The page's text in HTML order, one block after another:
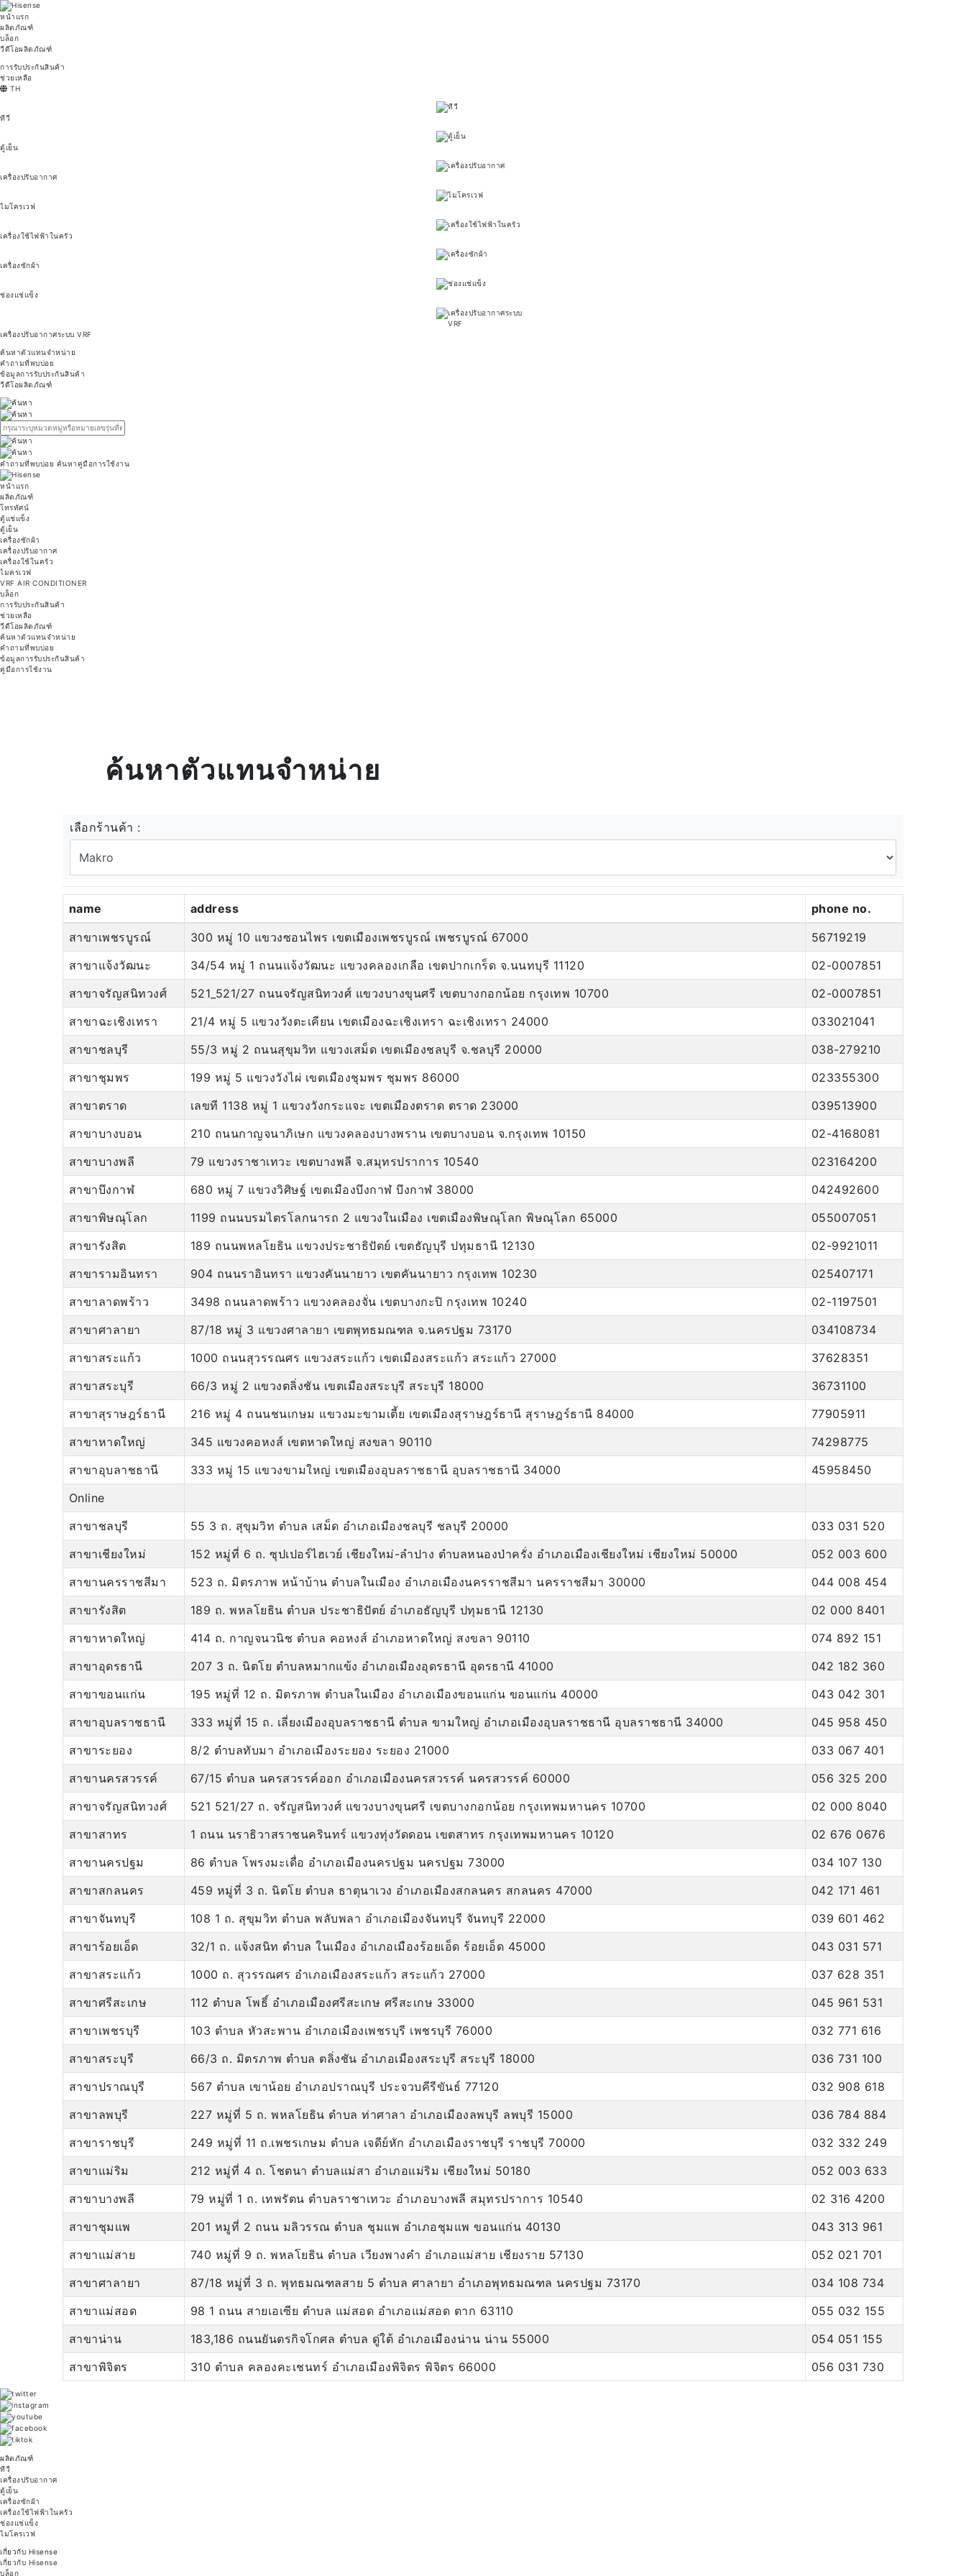
หน้าแรก
ผลิตภัณฑ์
บล็อก
วีดีโอผลิตภัณฑ์
การรับประกันสินค้า
ช่วยเหลือ
TH
ทีวี
ตู้เย็น
เครื่องปรับอากาศ
ไมโครเวฟ
เครื่องใช้ไฟฟ้าในครัว
เครื่องซักผ้า
ช่องแช่แข็ง
เครื่องปรับอากาศระบบ VRF
ค้นหาตัวแทนจำหน่าย
คำถามที่พบบ่อย
ข้อมูลการรับประกันสินค้า
วีดีโอผลิตภัณฑ์
คำถามที่พบบ่อย ค้นหาคู่มือการใช้งาน
หน้าแรก
ผลิตภัณฑ์
โทรทัศน์
ตู้แช่แข็ง
ตู้เย็น
เครื่องซักผ้า
เครื่องปรับอากาศ
เครื่องใช้ในครัว
ไมครเวฟ
VRF AIR CONDITIONER
บล็อก
การรับประกันสินค้า
ช่วยเหลือ
วีดีโอผลิตภัณฑ์
ค้นหาตัวแทนจำหน่าย
คำถามที่พบบ่อย
ข้อมูลการรับประกันสินค้า
คู่มือการใช้งาน
ค้นหาตัวแทนจำหน่าย
เลือกร้านค้า :
name address
phone no.
สาขาเพชรบูรณ์
300 หมู่ 10 แขวงซอนไพร เขตเมืองเพชรบูรณ์ เพชรบูรณ์ 67000
56719219
สาขาแจ้งวัฒนะ
34/54 หมู่ 1 ถนนแจ้งวัฒนะ แขวงคลองเกลือ เขตปากเกร็ด จ.นนทบุรี 11120
02-0007851
สาขาจรัญสนิทวงศ์
521_521/27 ถนนจรัญสนิทวงศ์ แขวงบางขุนศรี เขตบางกอกน้อย กรุงเทพ 10700
02-0007851
สาขาฉะเชิงเทรา
21/4 หมู่ 5 แขวงวังตะเคียน เขตเมืองฉะเชิงเทรา ฉะเชิงเทรา 24000
033021041
สาขาชลบุรี
55/3 หมู่ 2 ถนนสุขุมวิท แขวงเสม็ด เขตเมืองชลบุรี จ.ชลบุรี 20000
038-279210
สาขาชุมพร
199 หมู่ 5 แขวงวังไผ่ เขตเมืองชุมพร ชุมพร 86000
023355300
สาขาตราด
เลขที 1138 หมู่ 1 แขวงวังกระแจะ เขตเมืองตราด ตราด 23000
039513900
สาขาบางบอน
210 ถนนกาญจนาภิเษก แขวงคลองบางพราน เขตบางบอน จ.กรุงเทพ 10150
02-4168081
สาขาบางพลี
79 แขวงราชาเทวะ เขตบางพลี จ.สมุทรปราการ 10540
023164200
สาขาบึงกาฬ
680 หมู่ 7 แขวงวิศิษฐ์ เขตเมืองบึงกาฬ บึงกาฬ 38000
042492600
สาขาพิษณุโลก
1199 ถนนบรมไตรโลกนารถ 2 แขวงในเมือง เขตเมืองพิษณุโลก พิษณุโลก 65000
055007051
สาขารังสิต
189 ถนนพหลโยธิน แขวงประชาธิปัตย์ เขตธัญบุรี ปทุมธานี 12130
02-9921011
สาขารามอินทรา
904 ถนนราอินทรา แขวงคันนายาว เขตคันนายาว กรุงเทพ 10230
025407171
สาขาลาดพร้าว
3498 ถนนลาดพร้าว แขวงคลองจั่น เขตบางกะปิ กรุงเทพ 10240
02-1197501
สาขาศาลายา
87/18 หมู่ 3 แขวงศาลายา เขตพุทธมณฑล จ.นครปฐม 73170
034108734
สาขาสระแก้ว
1000 ถนนสุวรรณศร แขวงสระแก้ว เขตเมืองสระแก้ว สระแก้ว 27000
37628351
สาขาสระบุรี
66/3 หมู่ 2 แขวงตลิ่งชัน เขตเมืองสระบุรี สระบุรี 18000
36731100
สาขาสุราษฎร์ธานี
216 หมู่ 4 ถนนชนเกษม แขวงมะขามเตี้ย เขตเมืองสุราษฎร์ธานี สุราษฎร์ธานี 84000
77905911
สาขาหาดใหญ่
345 แขวงคอหงส์ เขตหาดใหญ่ สงขลา 90110
74298775
สาขาอุบลาชธานี
333 หมู่ 15 แขวงขามใหญ่ เขตเมืองอุบลราชธานี อุบลราชธานี 34000
45958450
Online
สาขาชลบุรี
55 3 ถ. สุขุมวิท ตำบล เสม็ด อำเภอเมืองชลบุรี ชลบุรี 20000
033 031 520
สาขาเชียงใหม่
152 หมู่ที่ 6 ถ. ซุปเปอร์ไฮเวย์ เชียงใหม่-ลำปาง ตำบลหนองป่าครั่ง อำเภอเมืองเชียงใหม่ เชียงใหม่ 50000
052 003 600
สาขานครราชสีมา
523 ถ. มิตรภาพ หน้าบ้าน ตำบลในเมือง อำเภอเมืองนครราชสีมา นครราชสีมา 30000
044 008 454
สาขารังสิต
189 ถ. พหลโยธิน ตำบล ประชาธิปัตย์ อำเภอธัญบุรี ปทุมธานี 12130
02 000 8401
สาขาหาดใหญ่
414 ถ. กาญจนวนิช ตำบล คอหงส์ อำเภอหาดใหญ่ สงขลา 90110
074 892 151
สาขาอุดรธานี
207 3 ถ. นิตโย ตำบลหมากแข้ง อำเภอเมืองอุดรธานี อุดรธานี 41000
042 182 360
สาขาขอนแก่น
195 หมู่ที่ 12 ถ. มิตรภาพ ตำบลในเมือง อำเภอเมืองขอนแก่น ขอนแก่น 40000
043 042 301
สาขาอุบลราชธานี
333 หมู่ที่ 15 ถ. เลี่ยงเมืองอุบลราชธานี ตำบล ขามใหญ่ อำเภอเมืองอุบลราชธานี อุบลราชธานี 34000
045 958 450
สาขาระยอง
8/2 ตำบลทับมา อำเภอเมืองระยอง ระยอง 21000
033 067 401
สาขานครสวรรค์
67/15 ตำบล นครสวรรค์ออก อำเภอเมืองนครสวรรค์ นครสวรรค์ 60000
056 325 200
สาขาจรัญสนิทวงศ์
521 521/27 ถ. จรัญสนิทวงศ์ แขวงบางขุนศรี เขตบางกอกน้อย กรุงเทพมหานคร 10700
02 000 8040
สาขาสาทร
1 ถนน นราธิวาสราชนครินทร์ แขวงทุ่งวัดดอน เขตสาทร กรุงเทพมหานคร 10120
02 676 0676
สาขานครปฐม
86 ตำบล โพรงมะเดื่อ อำเภอเมืองนครปฐม นครปฐม 73000
034 107 130
สาขาสกลนคร
459 หมู่ที่ 3 ถ. นิตโย ตำบล ธาตุนาเวง อำเภอเมืองสกลนคร สกลนคร 47000
042 171 461
สาขาจันทบุรี
108 1 ถ. สุขุมวิท ตำบล พลับพลา อำเภอเมืองจันทบุรี จันทบุรี 22000
039 601 462
สาขาร้อยเอ็ด
32/1 ถ. แจ้งสนิท ตำบล ในเมือง อำเภอเมืองร้อยเอ็ด ร้อยเอ็ด 45000
043 031 571
สาขาสระแก้ว
1000 ถ. สุวรรณศร อำเภอเมืองสระแก้ว สระแก้ว 27000
037 628 351
สาขาศรีสะเกษ
112 ตำบล โพธิ์ อำเภอเมืองศรีสะเกษ ศรีสะเกษ 33000
045 961 531
สาขาเพชรบุรี
103 ตำบล หัวสะพาน อำเภอเมืองเพชรบุรี เพชรบุรี 76000
032 771 616
สาขาสระบุรี
66/3 ถ. มิตรภาพ ตำบล ตลิ่งชัน อำเภอเมืองสระบุรี สระบุรี 18000
036 731 100
สาขาปราณบุรี
567 ตำบล เขาน้อย อำเภอปราณบุรี ประจวบคีรีขันธ์ 77120
032 908 618
สาขาลพบุรี
227 หมู่ที่ 5 ถ. พหลโยธิน ตำบล ท่าศาลา อำเภอเมืองลพบุรี ลพบุรี 15000
036 784 884
สาขาราชบุรี
249 หมู่ที่ 11 ถ.เพชรเกษม ตำบล เจดีย์หัก อำเภอเมืองราชบุรี ราชบุรี 70000
032 332 249
สาขาแม่ริม
212 หมู่ที่ 4 ถ. โชตนา ตำบลแม่สา อำเภอแม่ริม เชียงใหม่ 50180
052 003 633
สาขาบางพลี
79 หมู่ที่ 1 ถ. เทพรัตน ตำบลราชาเทวะ อำเภอบางพลี สมุทรปราการ 10540
02 316 4200
สาขาชุมแพ
201 หมูที่ 2 ถนน มลิวรรณ ตำบล ชุมแพ อำเภอชุมแพ ขอนแก่น 40130
043 313 961
สาขาแม่สาย
740 หมู่ที่ 9 ถ. พหลโยธิน ตำบล เวียงพางคำ อำเภอแม่สาย เชียงราย 57130
052 021 701
สาขาศาลายา
87/18 หมู่ที่ 3 ถ. พุทธมณฑลสาย 5 ตำบล ศาลายา อำเภอพุทธมณฑล นครปฐม 73170
034 108 734
สาขาแม่สอด
98 1 ถนน สายเอเซีย ตำบล แม่สอด อำเภอแม่สอด ตาก 63110
055 032 155
สาขาน่าน
183,186 ถนนยันตรกิจโกศล ตำบล ดู่ใต้ อำเภอเมืองน่าน น่าน 55000
054 051 155
สาขาพิจิตร
310 ตำบล คลองคะเชนทร์ อำเภอเมืองพิจิตร พิจิตร 66000 056 031 730
ผลิตภัณฑ์
ทีวี
เครื่องปรับอากาศ
ตู้เย็น
เครื่องซักผ้า
เครื่องใช้ไฟฟ้าในครัว
ช่องแช่แข็ง
ไมโครเวฟ
เกี่ยวกับ Hisense
เกี่ยวกับ Hisense
บล็อก